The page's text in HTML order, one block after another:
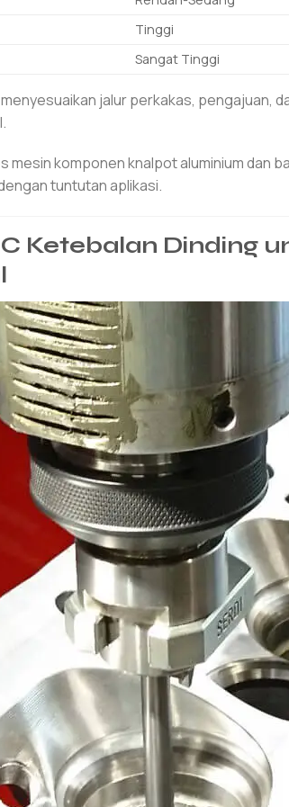
Tinggi
Sangat Tinggi
menyesuaikan jalur perkakas, pengajuan,
mesin komponen knalpot aluminium dan
tuntutan aplikasi.
Ketebalan Dinding